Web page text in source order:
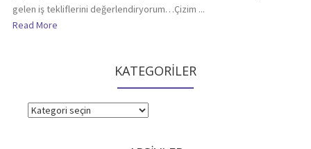
gelen iş tekliflerini değerlendiryorum…Çizim ...
Read More
KATEGORİLER
KATEGORİLER